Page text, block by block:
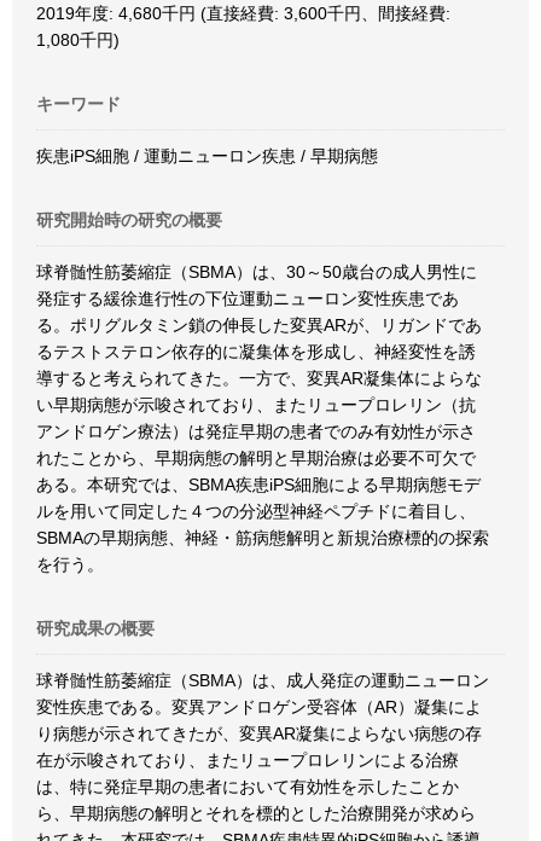
2019年度: 4,680千円 (直接経費: 3,600千円、間接経費:
1,080千円)
キーワード
疾患iPS細胞 / 運動ニューロン疾患 / 早期病態
研究開始時の研究の概要
球脊髄性筋萎縮症（SBMA）は、30～50歳台の成人男性に
発症する緩徐進行性の下位運動ニューロン変性疾患であ
る。ポリグルタミン鎖の伸長した変異ARが、リガンドであ
るテストステロン依存的に凝集体を形成し、神経変性を誘
導すると考えられてきた。一方で、変異AR凝集体によらな
い早期病態が示唆されており、またリュープロレリン（抗
アンドロゲン療法）は発症早期の患者でのみ有効性が示さ
れたことから、早期病態の解明と早期治療は必要不可欠で
ある。本研究では、SBMA疾患iPS細胞による早期病態モデ
ルを用いて同定した４つの分泌型神経ペプチドに着目し、
SBMAの早期病態、神経・筋病態解明と新規治療標的の探索
を行う。
研究成果の概要
球脊髄性筋萎縮症（SBMA）は、成人発症の運動ニューロン
変性疾患である。変異アンドロゲン受容体（AR）凝集によ
り病態が示されてきたが、変異AR凝集によらない病態の存
在が示唆されており、またリュープロレリンによる治療
は、特に発症早期の患者において有効性を示したことか
ら、早期病態の解明とそれを標的とした治療開発が求めら